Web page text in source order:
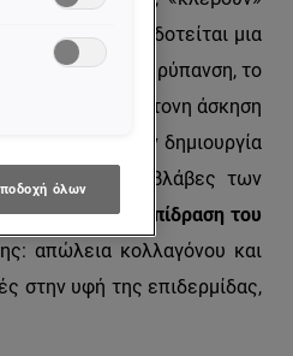
τρόπο τροφοδοτείται μια
ακτινοβολία, η ρύπανση, το
η εξαιρετικά έντονη άσκηση
για την δημιουργία
φλεγμονές, βλάβες των
καταστροφική επίδραση του
απώλεια κολλαγόνου και
στην υφή της επιδερμίδας,
όλων